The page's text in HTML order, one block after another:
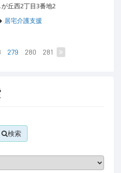
丘西2丁目3番地2
居宅介護支援
279 280 281
検索